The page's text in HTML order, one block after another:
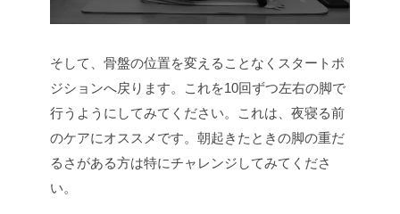
そして、骨盤の位置を変えることなくスタートポ
ジションへ戻ります。これを10回ずつ左右の脚で
行うようにしてみてください。これは、夜寝る前
のケアにオススメです。朝起きたときの脚の重だ
るさがある方は特にチャレンジしてみてくださ
い。